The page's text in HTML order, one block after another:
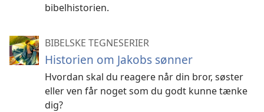
bibelhistorien.
BIBELSKE TEGNESERIER
Historien om Jakobs sønner
Hvordan skal du reagere når din bror, søster
eller ven får noget som du godt kunne tænke
dig?